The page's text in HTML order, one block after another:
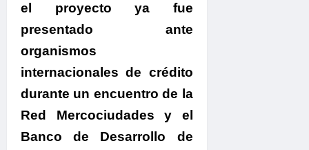
el proyecto ya fue
presentado ante
organismos
internacionales de crédito
durante un encuentro de la
Red Mercociudades y el
Banco de Desarrollo de